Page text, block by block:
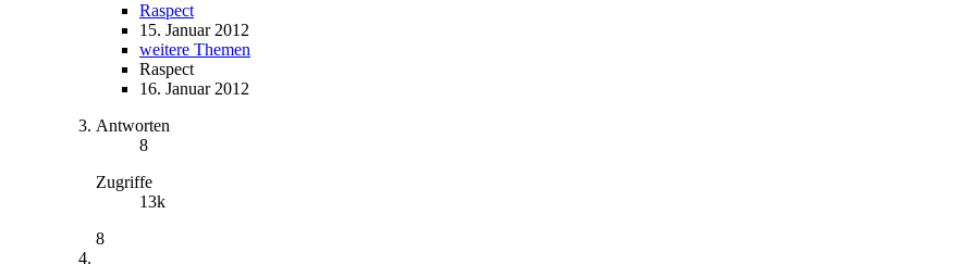
Raspect
15. Januar 2012
weitere Themen
Raspect
16. Januar 2012
Antworten
8
Zugriffe
13k
8